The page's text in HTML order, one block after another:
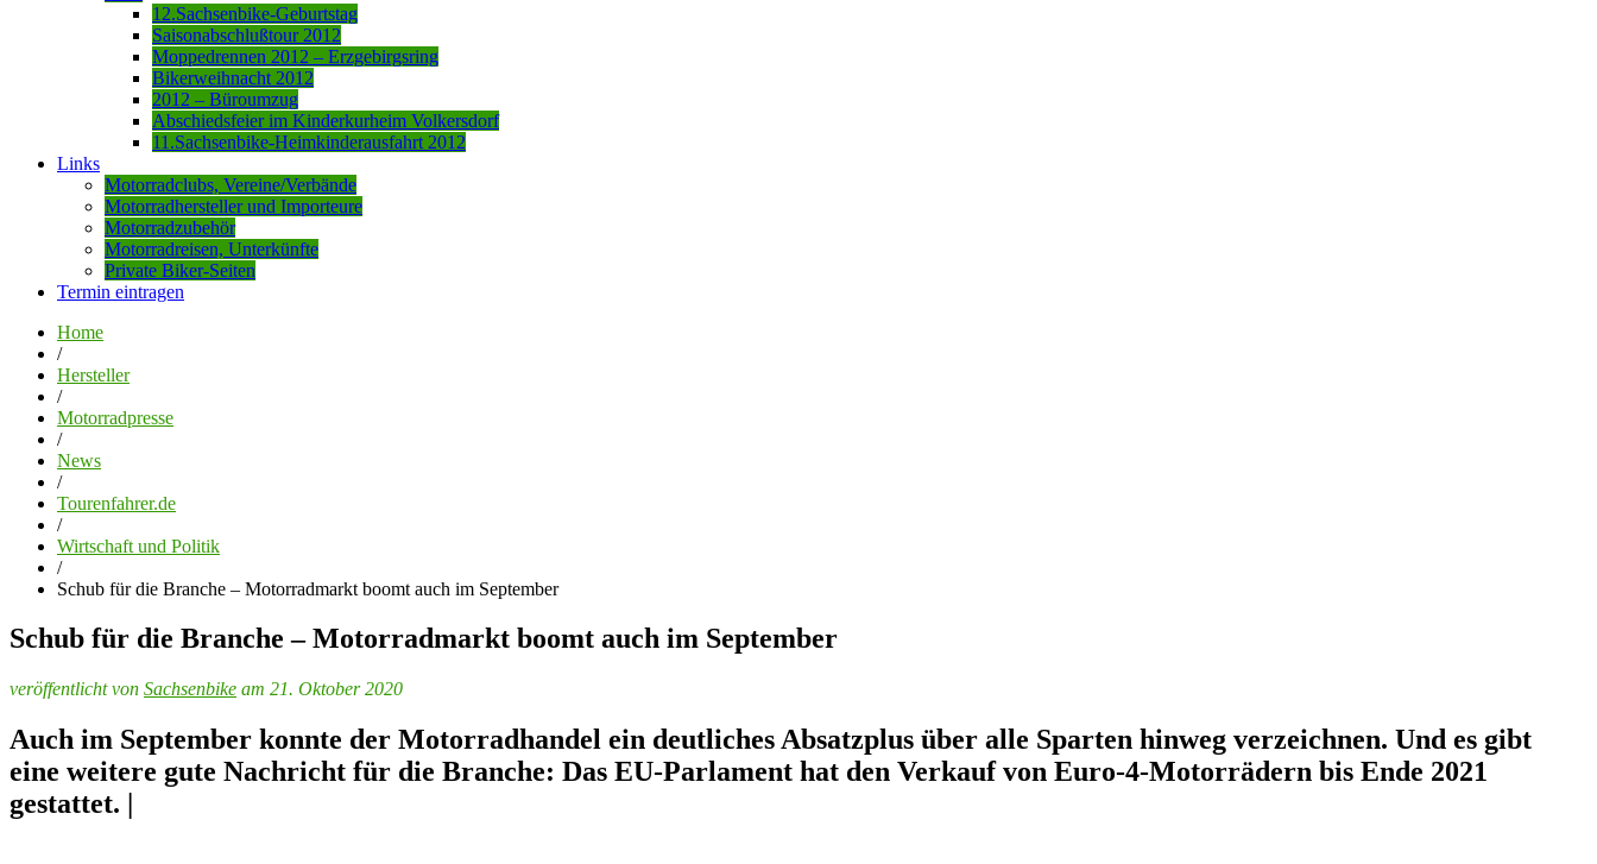
12.Sachsenbike-Geburtstag
Saisonabschlußtour 2012
Moppedrennen 2012 – Erzgebirgsring
Bikerweihnacht 2012
2012 – Büroumzug
Abschiedsfeier im Kinderkurheim Volkersdorf
11.Sachsenbike-Heimkinderausfahrt 2012
Links
Motorradclubs, Vereine/Verbände
Motorradhersteller und Importeure
Motorradzubehör
Motorradreisen, Unterkünfte
Private Biker-Seiten
Termin eintragen
Home
/
Hersteller
/
Motorradpresse
/
News
/
Tourenfahrer.de
/
Wirtschaft und Politik
/
Schub für die Branche – Motorradmarkt boomt auch im September
Schub für die Branche – Motorradmarkt boomt auch im September
veröffentlicht von Sachsenbike am 21. Oktober 2020
Auch im September konnte der Motorradhandel ein deutliches Absatzplus über alle Sparten hinweg verzeichnen. Und es gibt
eine weitere gute Nachricht für die Branche: Das EU-Parlament hat den Verkauf von Euro-4-Motorrädern bis Ende 2021
gestattet. |